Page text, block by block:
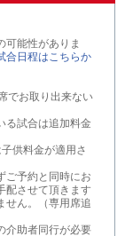
能性がありま
合日程はこちらか
でお取り出来ない
る試合は追加料金
供料金が適用さ
ご予約と同時にお
配させて頂きます
せん。（専用席追
介助者同行が必要